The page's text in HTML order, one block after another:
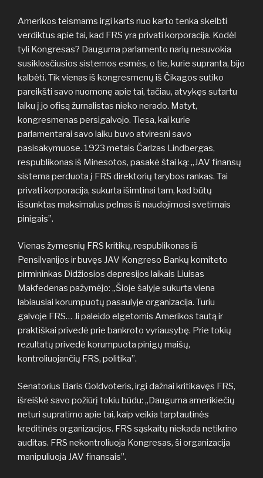
Amerikos teismams irgi karts nuo karto tenka skelbti
verdiktus apie tai, kad FRS yra privati korporacija. Kodėl
tyli Kongresas? Dauguma parlamento narių nesuvokia
susiklosčiusios sistemos esmės, o tie, kurie supranta, bijo
kalbėti. Tik vienas iš kongresmenų iš Čikagos sutiko
pareikšti savo nuomonę apie tai, tačiau, atvykęs sutartu
laiku į jo ofisą žurnalistas nieko nerado. Matyt,
kongresmenas persigalvojo. Tiesa, kai kurie
parlamentarai savo laiku buvo atviresni savo
pasisakymuose. 1923 metais Čarlzas Lindbergas,
respublikonas iš Minesotos, pasakė štai ką: „JAV finansų
sistema perduota į FRS direktorių tarybos rankas. Tai
privati korporacija, sukurta išimtinai tam, kad būtų
išsunktas maksimalus pelnas iš naudojimosi svetimais
pinigais”.
Vienas žymesnių FRS kritikų, respublikonas iš
Pensilvanijos ir buvęs JAV Kongreso Bankų komiteto
pirmininkas Didžiosios depresijos laikais Liuisas
Makfedenas pažymėjo: „Šioje šalyje sukurta viena
labiausiai korumpuotų pasaulyje organizacija. Turiu
galvoje FRS… Ji paleido elgetomis Amerikos tautą ir
praktiškai privedė prie bankroto vyriausybę. Prie tokių
rezultatų privedė korumpuota pinigų maišų,
kontroliuojančių FRS, politika”.
Senatorius Baris Goldvoteris, irgi dažnai kritikavęs FRS,
išreiškė savo požiūrį tokiu būdu: „Dauguma amerikiečių
neturi supratimo apie tai, kaip veikia tarptautinės
kreditinės organizacijos. FRS sąskaitų niekada netikrino
auditas. FRS nekontroliuoja Kongresas, ši organizacija
manipuliuoja JAV finansais”.